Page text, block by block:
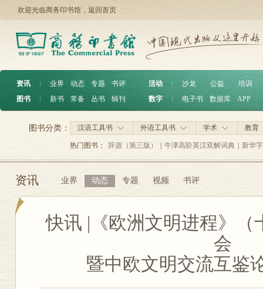
欢迎光临商务印书馆， 返回首页
资讯 ︱ 业界 动态 专题
书评
图书
︱ 新书 常备 丛书 辑刊
活动 沙龙 公益
培训
数字
电子书 数据库 APP
汉语工具书 外语工具书 学术 教育
图书分类：
热门图书： 辞源（第三版） 牛津高阶英汉双解词典 新华
资讯 业界 动态 专题 视频 书评
快讯 |《欧洲文明进程》（
会
暨中欧文明交流互鉴